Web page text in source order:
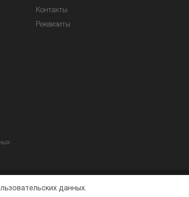
Контакты
Реквизиты
конфиденциальностииСогласие на обработку данных
данных.